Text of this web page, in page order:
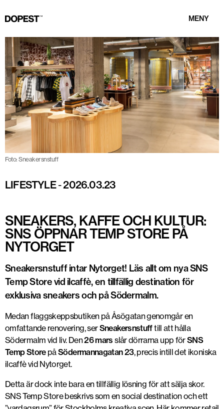
MENY
Foto: Sneakersnstuff
LIFESTYLE-2026.03.23
SNEAKERS, KAFFE OCH KULTUR:
SNS ÖPPNAR TEMP STORE PÅ
NYTORGET
Sneakersnstuff intar Nytorget! Läs allt om nya SNS
Temp Store vid ilcaffè, en tillfällig destination för
exklusiva sneakers och på Södermalm.
Medan flaggskeppsbutiken på Åsögatan genomgår en
omfattande renovering, serSneakersnstufftill att hålla
Södermalm vid liv. Den26 mars slår dörrarna upp förSNS
Temp StorepåSödermannagatan 23, precis intill det ikoniska
ilcaffè vid Nytorget.
Detta är dock inte bara en tillfällig lösning för att sälja skor.
SNS Temp Store beskrivs som en social destination och ett